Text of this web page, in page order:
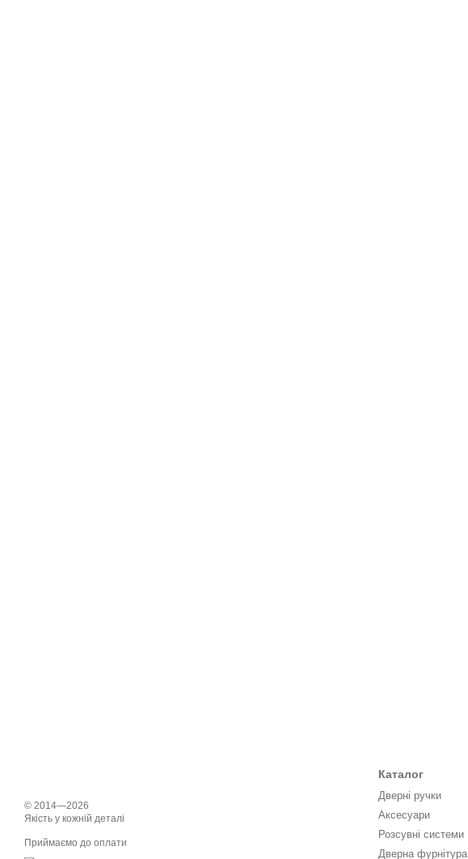
© 2014—2026
Якість у кожній деталі
Приймаємо до оплати
Каталог
Дверні ручки
Аксесуари
Розсувні системи
Дверна фурнітура